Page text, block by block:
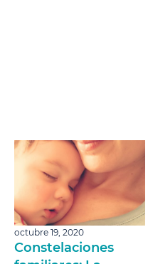
octubre 19, 2020
Constelaciones